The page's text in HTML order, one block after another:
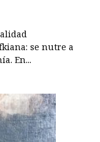
se nutre a
En...